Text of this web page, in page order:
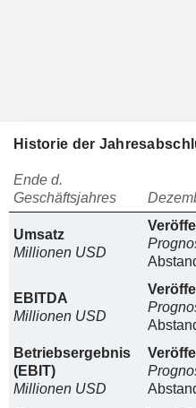
Historie der
Ende d.
Geschäftsjahres
Umsatz
Millionen USD
EBITDA
Millionen USD
Betriebsergebnis
(EBIT)
Millionen USD